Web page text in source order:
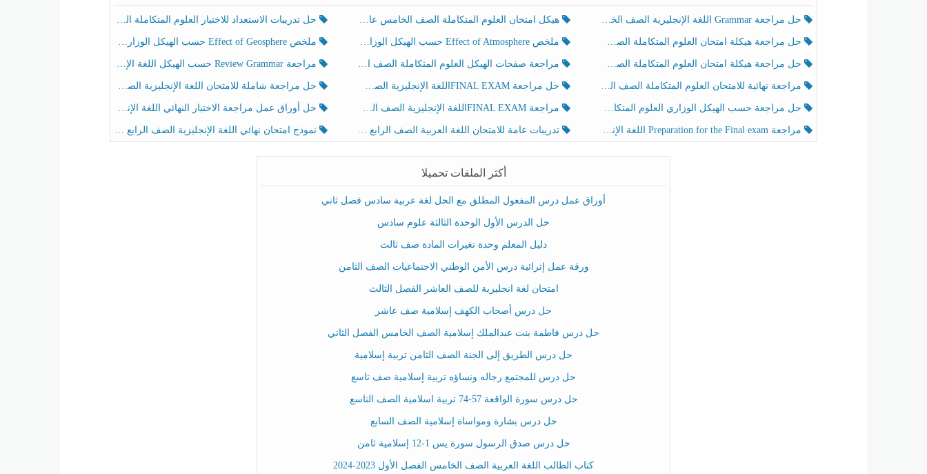
حل مراجعة Grammar اللغة الإنجليزية الصف الخامس الفصل الثالث هيكل امتحان العلوم المتكاملة الصف الخامس عام الفصل الدراسي الثالث 2025-2026 حل تدريبات الاستعداد للاختبار العلوم المتكاملة الصف الخامس عام الفصل الثالث
حل مراجعة هيكلة امتحان العلوم المتكاملة الصف الخامس انسبير الفصل الثالث ملخص Effect of Atmosphere حسب الهيكل الوزاري العلوم المتكاملة الصف الخامس انسبير الفصل الثالث ملخص Effect of Geosphere حسب الهيكل الوزاري العلوم المتكاملة الصف الخامس انسبير الفصل الثالث
حل مراجعة هيكلة امتحان العلوم المتكاملة الصف الخامس عام الفصل الثالث مراجعة صفحات الهيكل العلوم المتكاملة الصف الخامس انسبير الفصل الثالث مراجعة Review Grammar حسب الهيكل اللغة الإنجليزية الصف الخامس الفصل الثالث
مراجعة نهائية للامتحان العلوم المتكاملة الصف الخامس انسبير الفصل الثالث حل مراجعة FINAL EXAMاللغة الإنجليزية الصف الخامس الفصل الثالث حل مراجعة شاملة للامتحان اللغة الإنجليزية الصف الخامس الفصل الثالث
حل مراجعة حسب الهيكل الوزاري العلوم المتكاملة الصف الخامس عام الفصل الثالث مراجعة FINAL EXAMاللغة الإنجليزية الصف الخامس الفصل الثالث حل أوراق عمل مراجعة الاختبار النهائي اللغة الإنجليزية الصف الرابع الفصل الثالث
مراجعة Preparation for the Final exam اللغة الإنجليزية الصف الرابع الفصل الثالث تدريبات عامة للامتحان اللغة العربية الصف الرابع الفصل الثالث نموذج امتحان نهائي اللغة الإنجليزية الصف الرابع الفصل الثالث
أكثر الملفات تحميلا
أوراق عمل درس المفعول المطلق مع الحل لغة عربية سادس فصل ثاني
حل الدرس الأول الوحدة الثالثة علوم سادس
دليل المعلم وحدة تغيرات المادة صف ثالث
ورقة عمل إثرائية درس الأمن الوطني الاجتماعيات الصف الثامن
امتحان لغة انجليزية للصف العاشر الفصل الثالث
حل درس أصحاب الكهف إسلامية صف عاشر
حل درس فاطمة بنت عبدالملك إسلامية الصف الخامس الفصل الثاني
حل درس الطريق إلى الجنة الصف الثامن تربية إسلامية
حل درس للمجتمع رجاله ونساؤه تربية إسلامية صف تاسع
حل درس سورة الواقعة 57-74 تربية اسلامية الصف التاسع
حل درس بشارة ومواساة إسلامية الصف السابع
حل درس صدق الرسول سورة يس 1-12 إسلامية ثامن
كتاب الطالب اللغة العربية الصف الخامس الفصل الأول 2023-2024